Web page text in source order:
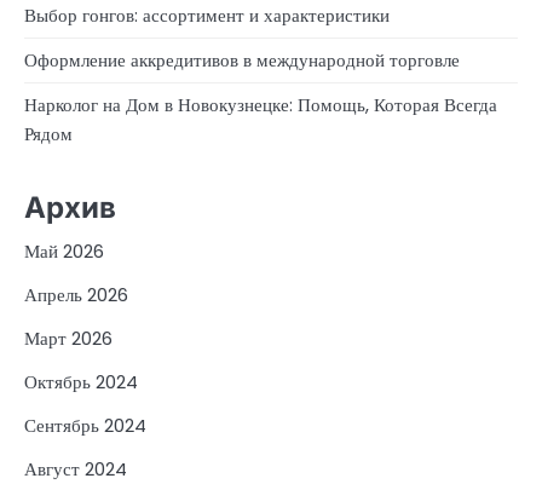
Выбор гонгов: ассортимент и характеристики
Оформление аккредитивов в международной торговле
Нарколог на Дом в Новокузнецке: Помощь, Которая Всегда
Рядом
Архив
Май 2026
Апрель 2026
Март 2026
Октябрь 2024
Сентябрь 2024
Август 2024